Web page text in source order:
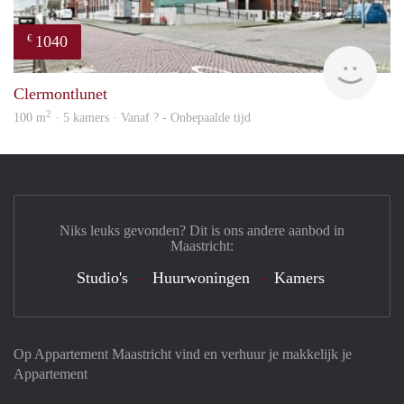
€ 1040
Clermontlunet
100 m2 · 5 kamers · Vanaf ? - Onbepaalde tijd
Op Appartement Maastricht vind en verhuur je makkelijk je
Appartement
Niks leuks gevonden? Dit is ons andere aanbod in
Maastricht:
Studio's Huurwoningen Kamers